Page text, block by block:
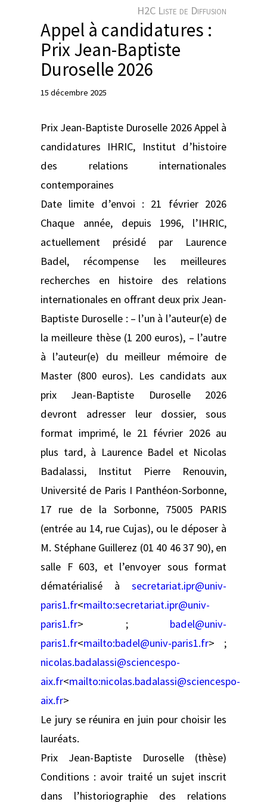
H2C Liste de Diffusion
Appel à candidatures :
Prix Jean-Baptiste
Duroselle 2026
15 décembre 2025
Prix Jean-Baptiste Duroselle 2026 Appel à
candidatures IHRIC, Institut d’histoire
des relations internationales
contemporaines
Date limite d’envoi : 21 février 2026
Chaque année, depuis 1996, l’IHRIC,
actuellement présidé par Laurence
Badel, récompense les meilleures
recherches en histoire des relations
internationales en offrant deux prix Jean-
Baptiste Duroselle : – l’un à l’auteur(e) de
la meilleure thèse (1 200 euros), – l’autre
à l’auteur(e) du meilleur mémoire de
Master (800 euros). Les candidats aux
prix Jean-Baptiste Duroselle 2026
devront adresser leur dossier, sous
format imprimé, le 21 février 2026 au
plus tard, à Laurence Badel et Nicolas
Badalassi, Institut Pierre Renouvin,
Université de Paris I Panthéon-Sorbonne,
17 rue de la Sorbonne, 75005 PARIS
(entrée au 14, rue Cujas), ou le déposer à
M. Stéphane Guillerez (01 40 46 37 90), en
salle F 603, et l’envoyer sous format
dématérialisé à secretariat.ipr@univ-
paris1.fr<mailto:secretariat.ipr@univ-
paris1.fr> ; badel@univ-
paris1.fr<mailto:badel@univ-paris1.fr> ;
nicolas.badalassi@sciencespo-
aix.fr<mailto:nicolas.badalassi@sciencespo-
aix.fr>
Le jury se réunira en juin pour choisir les
lauréats.
Prix Jean-Baptiste Duroselle (thèse)
Conditions : avoir traité un sujet inscrit
dans l’historiographie des relations